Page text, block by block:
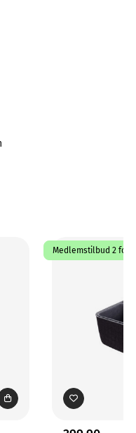
Medlemstilbud 2 for 1